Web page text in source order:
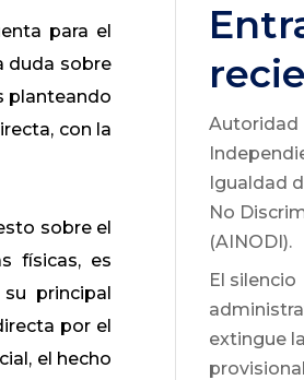
para el
duda sobre
planteando
con la
sobre el
físicas, es
principal
por el
el hecho
Autoridad
Igualdad
No
(AINODI).
El silencio
extingue